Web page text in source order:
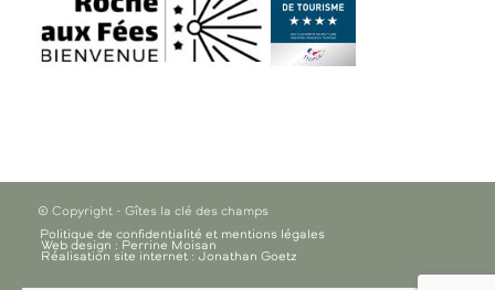
© Copyright - Gîtes la clé des champs
Politique de confidentialité et mentions légales
Web design : Perrine Moisan
Réalisation site internet : Jonathan Goetz